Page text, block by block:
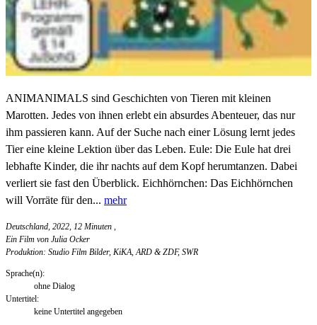
ANIMANIMALS sind Geschichten von Tieren mit kleinen
Marotten. Jedes von ihnen erlebt ein absurdes Abenteuer, das nur
ihm passieren kann. Auf der Suche nach einer Lösung lernt jedes
Tier eine kleine Lektion über das Leben. Eule: Die Eule hat drei
lebhafte Kinder, die ihr nachts auf dem Kopf herumtanzen. Dabei
verliert sie fast den Überblick. Eichhörnchen: Das Eichhörnchen
will Vorräte für den... mehr
Deutschland, 2022, 12 Minuten ,
Ein Film von Julia Ocker
Produktion: Studio Film Bilder, KiKA, ARD & ZDF, SWR
Sprache(n):
ohne Dialog
Untertitel:
keine Untertitel angegeben